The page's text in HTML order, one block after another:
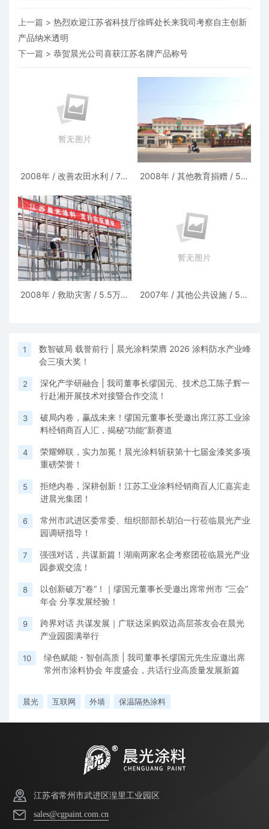
上一篇 > 热烈欢迎江苏省科技厅徐晖处长来我司考察自主创新
产品纳米透明
下一篇 > 恭贺晨光公司喜获江苏名牌产品称号
2008年 / 改善农田水利 / 7万
元 江苏省常州市武进区湟里镇
2008年 / 其他教育捐赠 / 5万
中心小学
2008年 / 救助灾害 / 5.5万元 2007年 / 其他公共设施 / 5万
镇
1
数智破局 载誉前行 | 晨光涂料荣膺 2026 涂料防水产业峰
会三项大奖！
2
深化产学研融合 | 我司董事长缪国元、技术总工陈子辉一
行赴湘开展技术对接暨合作交流！
3
破局内卷，赢战未来！缪国元董事长受邀出席江苏工业涂
料经销商百人汇，揭秘“功能”新赛道
4
荣耀蝉联，实力加冕！晨光涂料斩获第十七届金漆奖多项
重磅荣誉！
5
拒绝内卷，深耕创新！江苏工业涂料经销商百人汇嘉宾走
进晨光集团！
6
常州市武进区委常委、组织部部长胡泊一行莅临晨光产业
园调研指导！
7
强强对话，共谋新篇！湖南两家名企考察团莅临晨光产业
园参观交流！
8
以创新破万“卷”！｜缪国元董事长受邀出席常州市 “三会”
年会 分享发展经验！
9
跨界对话 共谋发展｜广联达采购双边高层茶友会在晨光
产业园圆满举行
10
绿色赋能・智创高质 | 我司董事长缪国元先生应邀出席
常州市涂料协会 年度盛会，共话行业高质量发展新篇
晨光 互联网 外墙 保温隔热涂料
江苏省常州市武进区湟里工业园区
sales@cgpaint.com.cn